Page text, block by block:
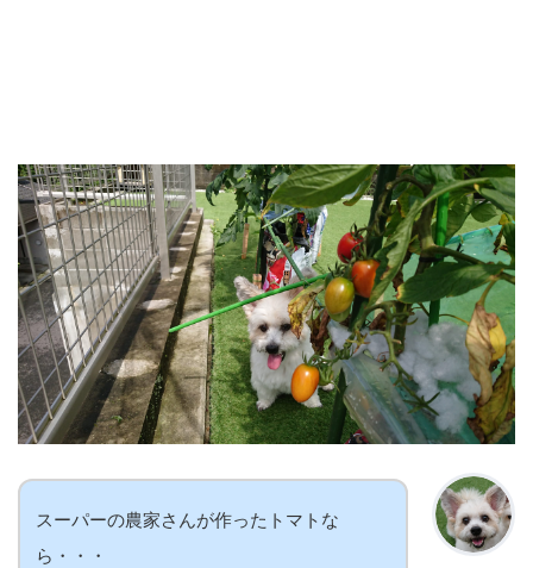
スーパーの農家さんが作ったトマトな
ら・・・